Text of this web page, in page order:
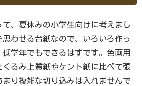
、夏休みの小学生向けに考えまし
わせる台紙なので、いろいろ作っ
学年でもできるはずです。色画用
るみ上質紙やケント紙に比べて張
まり複雑な切り込みは入れませんで